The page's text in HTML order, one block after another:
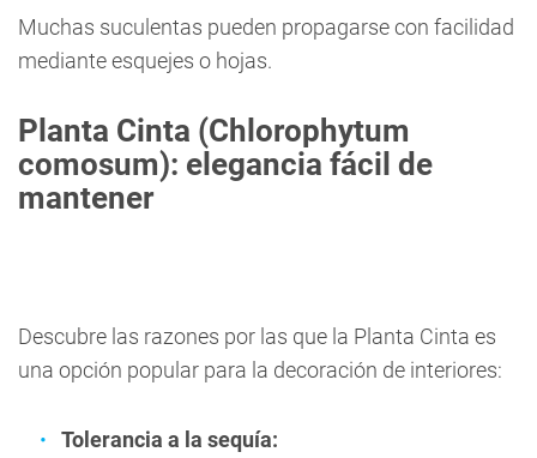
Muchas suculentas pueden propagarse con facilidad
mediante esquejes o hojas.
Planta Cinta (Chlorophytum
comosum): elegancia fácil de
mantener
Descubre las razones por las que la Planta Cinta es
una opción popular para la decoración de interiores:
Tolerancia a la sequía: